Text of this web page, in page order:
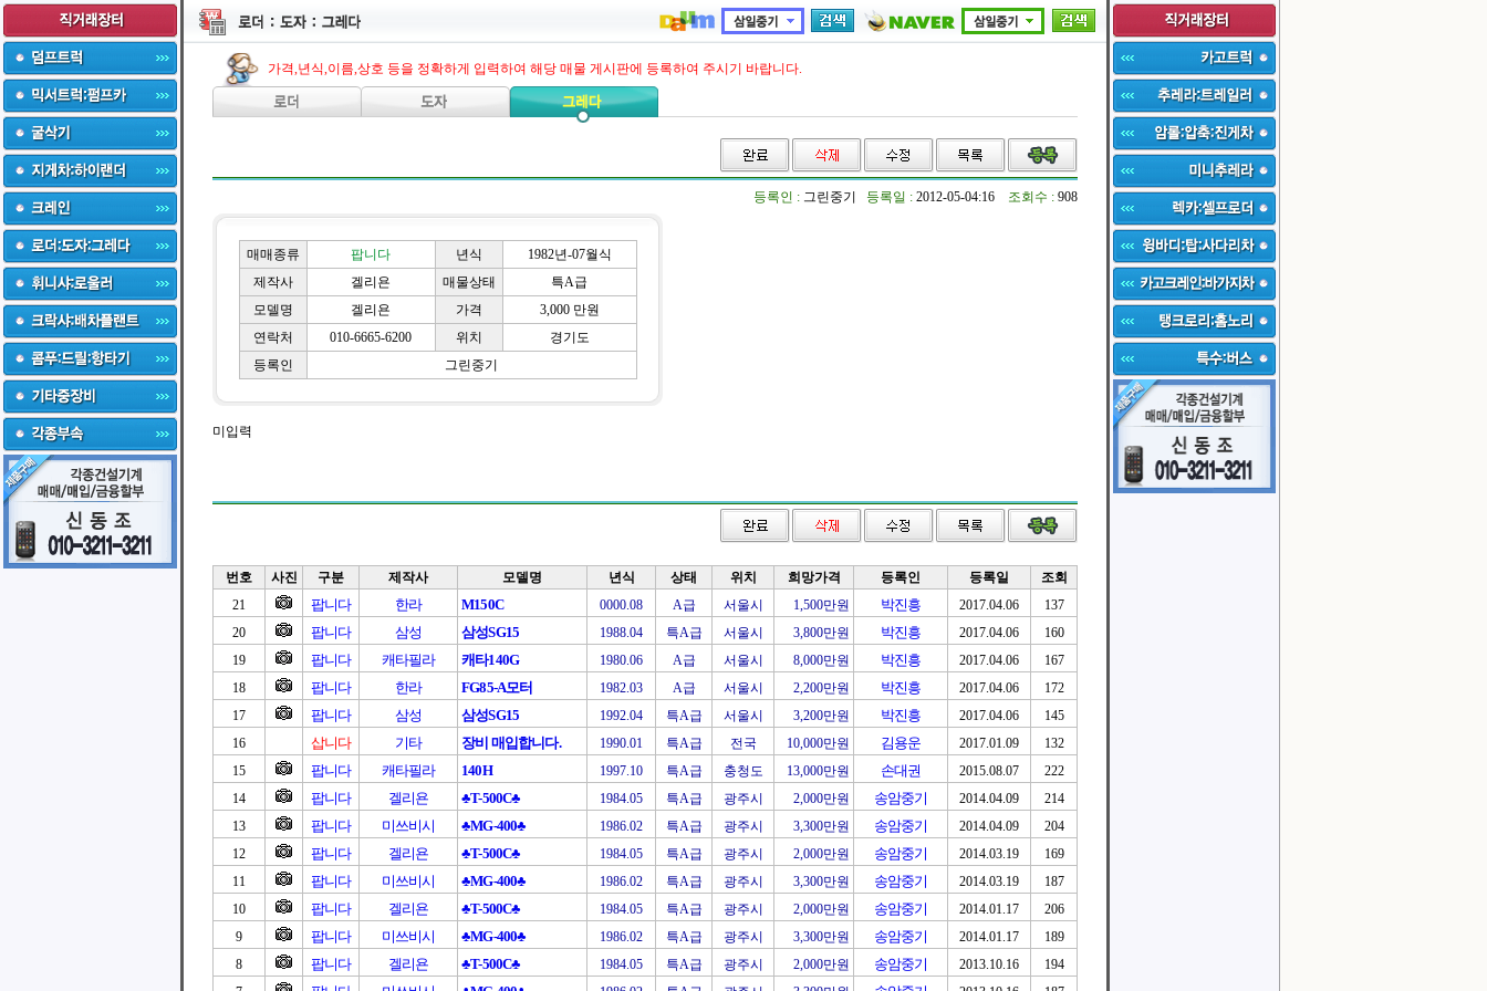
가격,년식,이름,상호 등을 정확하게 입력하여 해당 매물 게시판에 등록하여 주시기 바랍니다.
등록인 : 그린중기 등록일 : 2012-05-04:16 조회수 : 908
매매종류 팝니다 년식
1982년-07월식
제작사
겔리욘 매물상태
특A급
모델명
겔리욘 가격
3,000 만원
연락처
010-6665-6200 위치
경기도
등록인
그린중기
미입력
번호 사진 구분 제작사 모델명 년식 상태 위치 희망가격 등록인 등록일
조회
21
팝니다 한라 M150C 0000.08 A급 서울시 1,500만원 박진흥 2017.04.06
137
20
팝니다 삼성 삼성SG15 1988.04 특A급 서울시 3,800만원 박진흥 2017.04.06
160
19
팝니다 캐타필라 캐타140G 1980.06 A급 서울시 8,000만원 박진흥 2017.04.06
167
18
팝니다 한라 FG85-A모터 1982.03 A급 서울시 2,200만원 박진흥 2017.04.06
172
17
팝니다 삼성 삼성SG15 1992.04 특A급 서울시 3,200만원 박진흥 2017.04.06
145
16
삽니다 기타 장비 매입합니다. 1990.01 특A급 전국 10,000만원 김용운 2017.01.09
132
15
팝니다 캐타필라 140H 1997.10 특A급 충청도 13,000만원 손대권 2015.08.07
222
14
팝니다 겔리욘 ♣T-500C♣ 1984.05 특A급 광주시 2,000만원 송암중기 2014.04.09
214
13
팝니다 미쓰비시 ♣MG-400♣ 1986.02 특A급 광주시 3,300만원 송암중기 2014.04.09
204
12
팝니다 겔리욘 ♣T-500C♣ 1984.05 특A급 광주시 2,000만원 송암중기 2014.03.19
169
11
팝니다 미쓰비시 ♣MG-400♣ 1986.02 특A급 광주시 3,300만원 송암중기 2014.03.19
187
10
팝니다 겔리욘 ♣T-500C♣ 1984.05 특A급 광주시 2,000만원 송암중기 2014.01.17
206
9
팝니다 미쓰비시 ♣MG-400♣ 1986.02 특A급 광주시 3,300만원 송암중기 2014.01.17
189
8
팝니다 겔리욘 ♣T-500C♣ 1984.05 특A급 광주시 2,000만원 송암중기 2013.10.16
194